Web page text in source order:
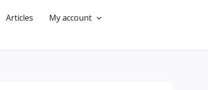
Articles
My account